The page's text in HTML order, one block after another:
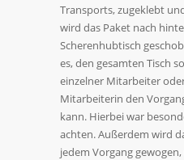
Transports, zugeklebt
wird das Paket nach
Scherenhubtisch
es, den gesamten Tisch
einzelner Mitarbeiter
Mitarbeiterin den
kann. Hierbei war
achten. Außerdem wird
jedem Vorgang